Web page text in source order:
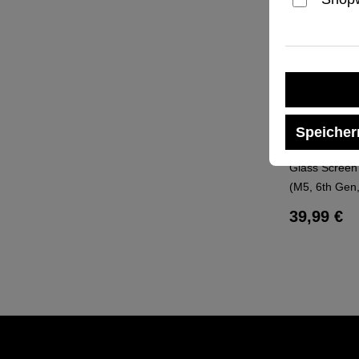
Glass
(M5, 6th
Regulärer
39,99 €